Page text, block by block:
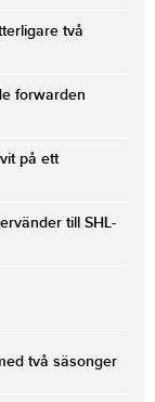
två
forwarden
på ett
till SHL-
två säsonger